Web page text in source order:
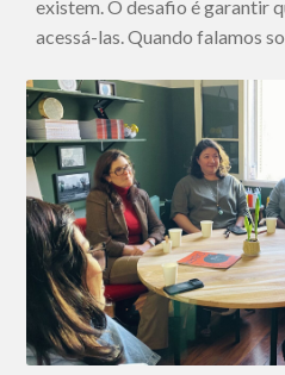
existem. O desafio é garantir
acessá-las. Quando falamos